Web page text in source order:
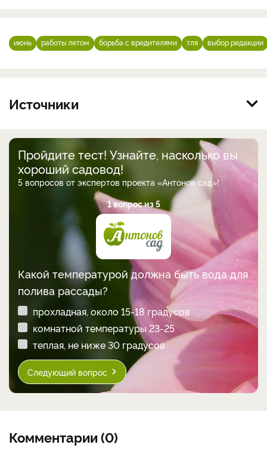
июнь работы летом борьба с вредителями тля выбор редакции
Источники
Пройдите тест! Узнайте, насколько вы
хороший садовод!
5 вопросов от экспертов проекта «Антонов сад»!
1 вопрос из 5
Какой температурой должна быть вода для
полива рассады?
прохладная, около 15-18 градусов
комнатной температуры 23-25
теплая, не ниже 30 градусов
Следующий вопрос
Комментарии (0)